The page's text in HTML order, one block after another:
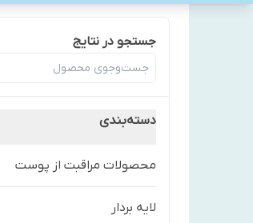
جستجو در نتایج
دسته‌بندی
محصولات مراقبت از پوست
لايه بردار